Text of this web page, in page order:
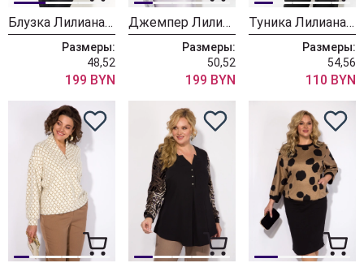
Блузка Лилиана 1496 синий
Размеры:
48,52
199 BYN
Джемпер Лилиана 1494
Размеры:
50,52
199 BYN
Туника Лилиана 1495 белочерный
Размеры:
54,56
110 BYN